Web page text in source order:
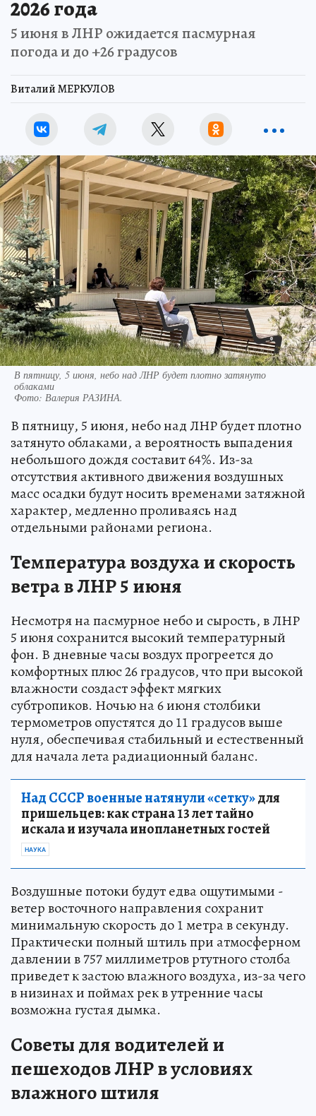
2026 года
5 июня в ЛНР ожидается пасмурная
погода и до +26 градусов
Виталий МЕРКУЛОВ
В пятницу, 5 июня, небо над ЛНР будет плотно затянуто
облаками
Фото: Валерия РАЗИНА.
В пятницу, 5 июня, небо над ЛНР будет плотно
затянуто облаками, а вероятность выпадения
небольшого дождя составит 64%. Из-за
отсутствия активного движения воздушных
масс осадки будут носить временами затяжной
характер, медленно проливаясь над
отдельными районами региона.
Температура воздуха и скорость
ветра в ЛНР 5 июня
Несмотря на пасмурное небо и сырость, в ЛНР
5 июня сохранится высокий температурный
фон. В дневные часы воздух прогреется до
комфортных плюс 26 градусов, что при высокой
влажности создаст эффект мягких
субтропиков. Ночью на 6 июня столбики
термометров опустятся до 11 градусов выше
нуля, обеспечивая стабильный и естественный
для начала лета радиационный баланс.
Над СССР военные натянули «сетку»для
пришельцев: как страна 13 лет тайно
искала и изучала инопланетных гостей
НАУКА
Воздушные потоки будут едва ощутимыми -
ветер восточного направления сохранит
минимальную скорость до 1 метра в секунду.
Практически полный штиль при атмосферном
давлении в 757 миллиметров ртутного столба
приведет к застою влажного воздуха, из-за чего
в низинах и поймах рек в утренние часы
возможна густая дымка.
Советы для водителей и
пешеходов ЛНР в условиях
влажного штиля